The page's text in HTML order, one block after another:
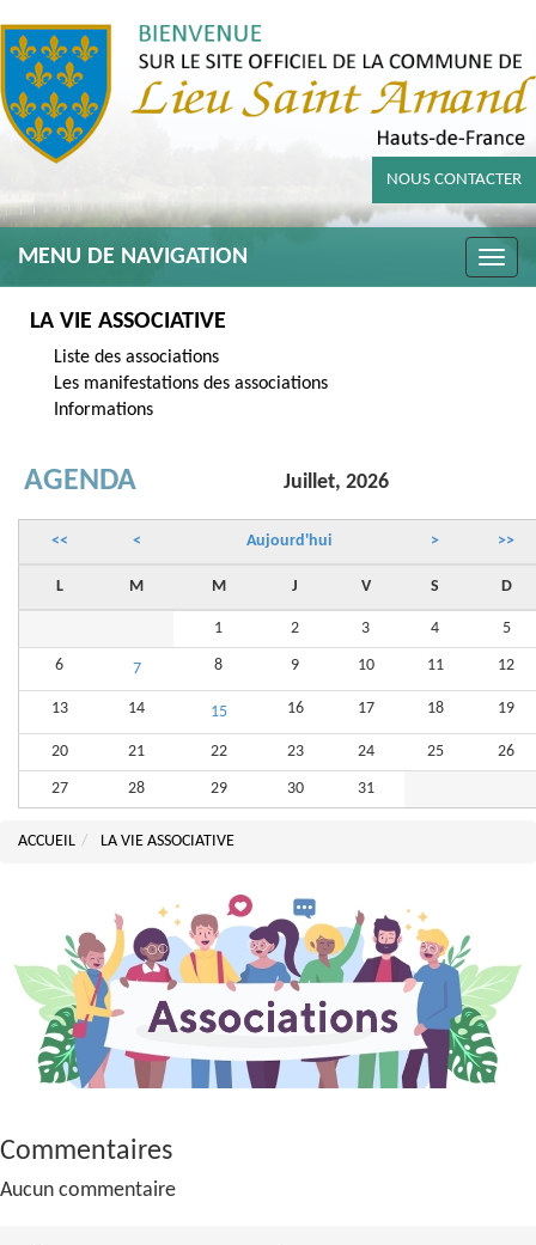
NOUS CONTACTER
Toggle
MENU DE NAVIGATION
LA VIE ASSOCIATIVE
Liste des associations
Les manifestations des associations
Informations
AGENDA Juillet, 2026
<< < Aujourd'hui > >>
L M M J V S D
1 2 3 4 5
6 7 8 9 10 11 12
13 14 15 16 17 18 19
20 21 22 23 24 25 26
27 28 29 30 31
ACCUEIL LA VIE ASSOCIATIVE
Commentaires
Aucun commentaire